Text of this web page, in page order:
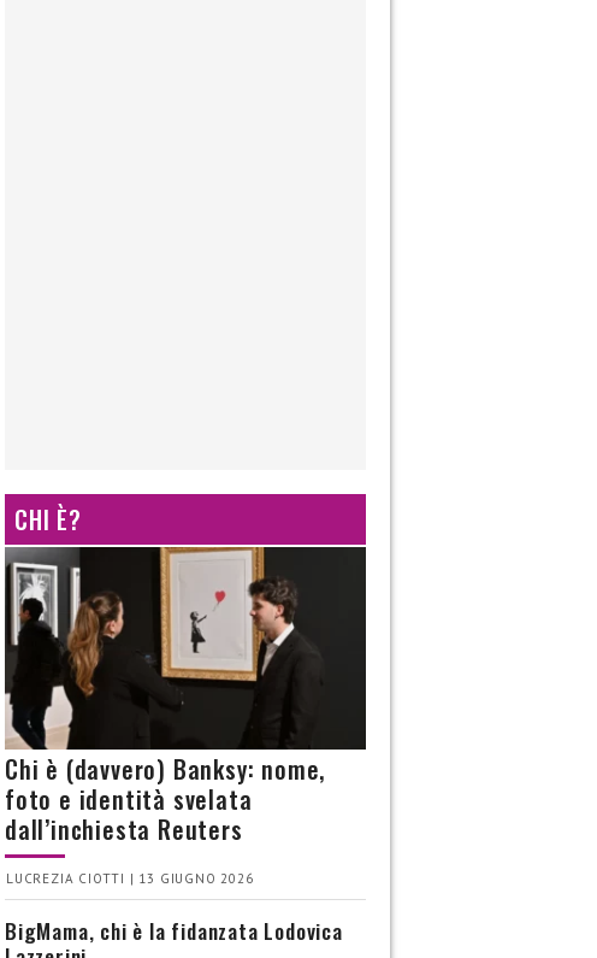
CHI È?
Chi è (davvero) Banksy: nome,
foto e identità svelata
dall’inchiesta Reuters
LUCREZIA CIOTTI | 13 GIUGNO 2026
BigMama, chi è la fidanzata Lodovica